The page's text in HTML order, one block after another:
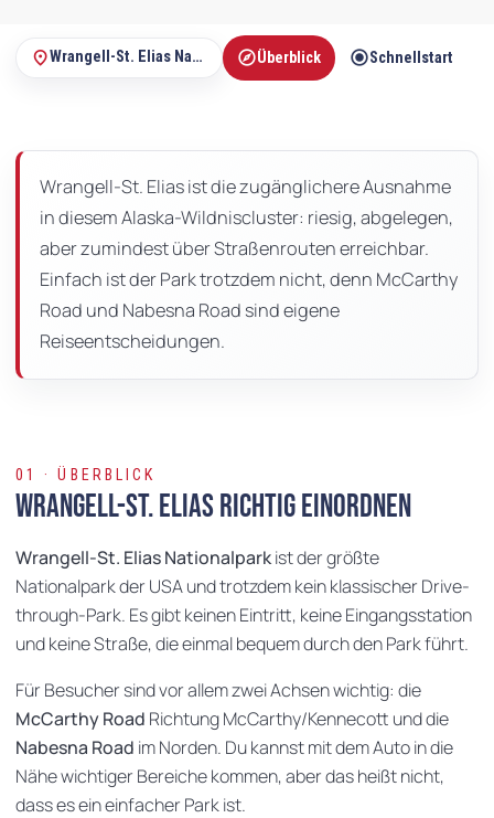
dieser
Seite
place Wrangell-St. Elias Nationalpark exploreÜberblick radio_button_checkedSchnellstart
Wrangell-St. Elias ist die zugänglichere Ausnahme
in diesem Alaska-Wildniscluster: riesig, abgelegen,
aber zumindest über Straßenrouten erreichbar.
Einfach ist der Park trotzdem nicht, denn McCarthy
Road und Nabesna Road sind eigene
Reiseentscheidungen.
01 · ÜBERBLICK
Wrangell-St. Elias richtig einordnen
Wrangell-St. Elias Nationalparkist der größte
Nationalpark der USA und trotzdem kein klassischer Drive-
through-Park. Es gibt keinen Eintritt, keine Eingangsstation
und keine Straße, die einmal bequem durch den Park führt.
Für Besucher sind vor allem zwei Achsen wichtig: die
McCarthy Road Richtung McCarthy/Kennecott und die
Nabesna Road im Norden. Du kannst mit dem Auto in die
Nähe wichtiger Bereiche kommen, aber das heißt nicht,
dass es ein einfacher Park ist.